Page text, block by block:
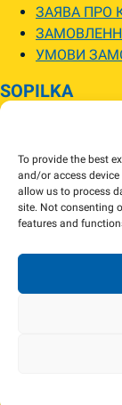
To provide the best
and/or access
allow us to process
site. Not consenting
features and
ЗАЯВА ПРО
УМОВИ
SOPILKA
МАГАЗИНИ
НОВИНИ
Зображення
За
Copyright